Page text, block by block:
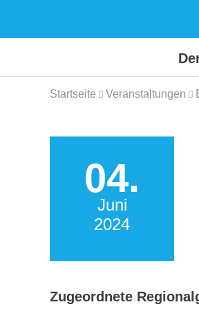
Startseite Veranstaltungen
04.
Juni
2024
Zugeordnete